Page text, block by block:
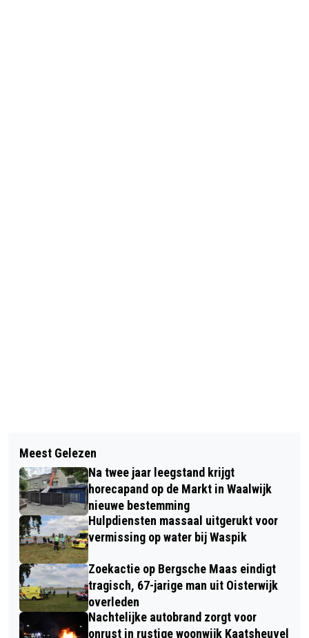
GOSPELKOOR CHAVERIM
RAAMSDONKSVEER ZOEKT
KOORLEDEN
GEBOORTEBOSSEN ZIEN HET
LEVENSLICHT
Meest Gelezen
Na twee jaar leegstand krijgt
horecapand op de Markt in Waalwijk
nieuwe bestemming
Hulpdiensten massaal uitgerukt voor
vermissing op water bij Waspik
Zoekactie op Bergsche Maas eindigt
tragisch, 67-jarige man uit Oisterwijk
overleden
Nachtelijke autobrand zorgt voor
onrust in rustige woonwijk Kaatsheuvel